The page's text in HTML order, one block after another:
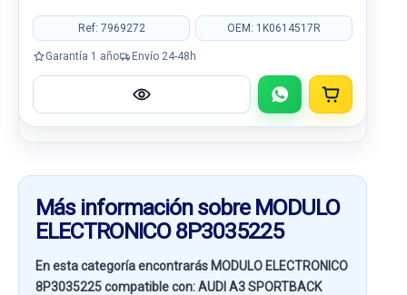
Ref: 7969272 OEM: 1K0614517R
Garantía 1 año Envío 24-48h
Más información sobre MODULO
ELECTRONICO 8P3035225
En esta categoría encontrarás MODULO ELECTRONICO
8P3035225 compatible con:AUDI A3 SPORTBACK